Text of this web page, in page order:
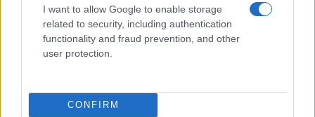
I want to allow Google to enable storage
related to security, including authentication
functionality and fraud prevention, and other
user protection.
CONFIRM